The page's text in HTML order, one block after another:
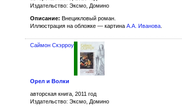
Издательство: Эксмо, Домино
Описание: Внецикловый роман.
Иллюстрация на обложке — картина А.А. Иванова
Саймон Скэрроу
Орел и Волки
авторская книга, 2011 год
Издательство: Эксмо, Домино